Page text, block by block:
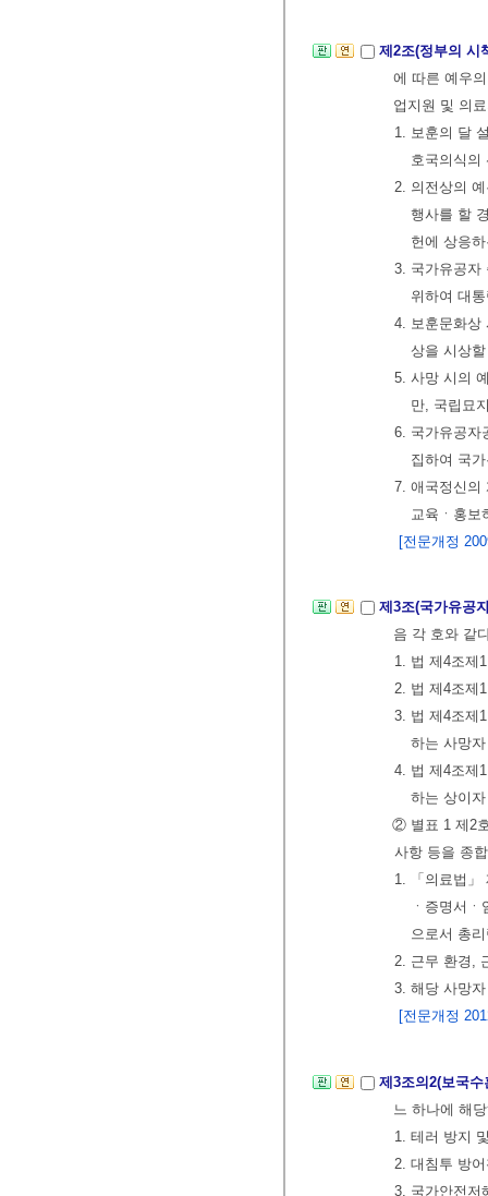
제2조(정부의 시
에 따른 예우
업지원 및 의
1. 보훈의 달
호국의식의
2. 의전상의
행사를 할
헌에 상응
3. 국가유공자
위하여 대
4. 보훈문화상
상을 시상
5. 사망 시의
만, 국립묘
6. 국가유공자
집하여 국
7. 애국정신의
교육ㆍ홍보
[전문개정
제3조(국가유공
음 각 호와 같
1. 법 제4조제
2. 법 제4조제
3. 법 제4조제
하는 사망자
4. 법 제4조제
하는 상이자
② 별표 1 제2
사항 등을 종
1. 「의료법」
ㆍ증명서
으로서 총
2. 근무 환경,
3. 해당 사망
[전문개정
제3조의2(보국
느 하나에 해
1. 테러 방지
2. 대침투 방
3. 국가안전저